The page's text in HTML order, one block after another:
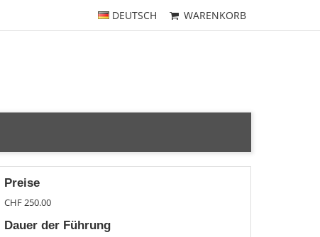
DEUTSCH WARENKORB
Preise
CHF 250.00
Dauer der Führung